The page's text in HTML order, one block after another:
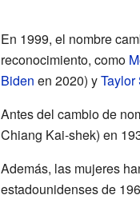
En 1999, el nombre
reconocimiento, como
Biden en 2020) yTaylor
Antes del cambio de
Chiang Kai-shek) en
Además, las mujeres
estadounidenses de